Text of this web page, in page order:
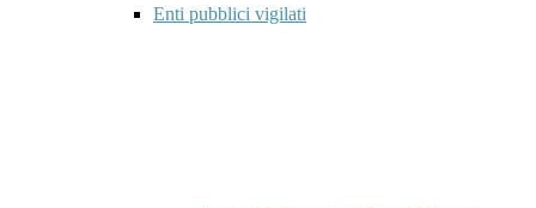
Enti pubblici vigilati